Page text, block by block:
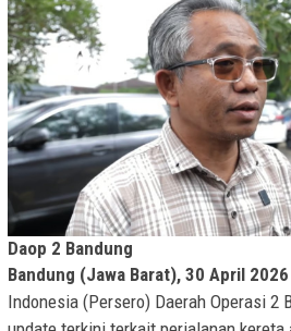
Daop 2 Bandung
Bandung (Jawa Barat), 30 April 2026
Indonesia (Persero) Daerah Operasi 2